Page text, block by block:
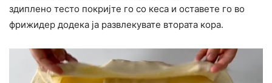
здиплено тесто покријте го со кеса и оставете го во
фрижидер додека ја развлекувате втората кора.